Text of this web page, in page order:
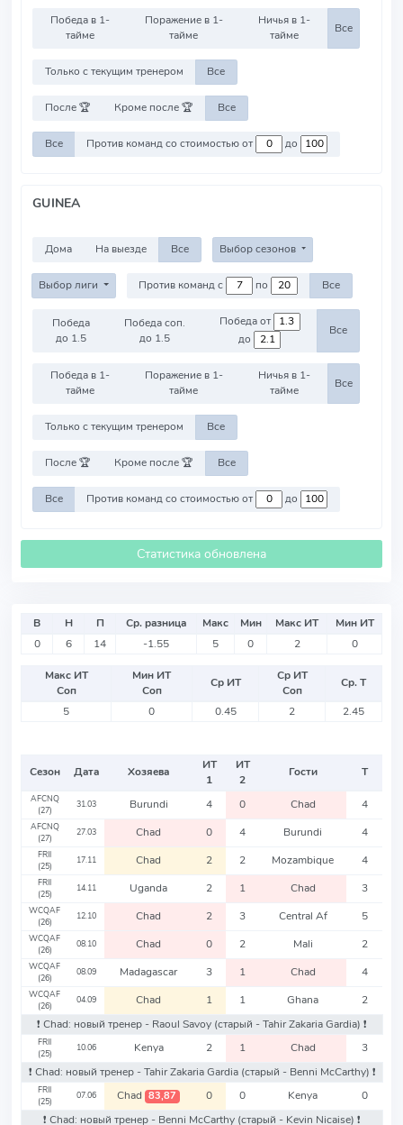
Победа в 1-
тайме
Поражение в 1-
тайме
Ничья в 1-
тайме
Все
Только с текущим тренером Все
После 🏆 Кроме после 🏆 Все
Все Против команд со стоимостью от до
GUINEA
Дома На выезде Все Выбор сезонов
Выбор лиги Против команд с по Все
Победа
до 1.5
Победа соп.
до 1.5
Победа от
до
Все
Победа в 1-
тайме
Поражение в 1-
тайме
Ничья в 1-
тайме
Все
Только с текущим тренером Все
После 🏆 Кроме после 🏆 Все
Все Против команд со стоимостью от до
Статистика обновлена
В Н П Ср. разница Макс Мин Макс ИТ
Мин ИТ
0
6 14 -1.55 5 0 2 0
Макс ИТ
Соп
Мин ИТ
Соп
Ср ИТ
Ср ИТ
Соп
Ср. Т
5
0 0.45 2 2.45
Сезон Дата Хозяева
ИТ
1
ИТ
2
Гости Т
AFCNQ
(27)
31.03 Burundi 4 0 Chad 4
AFCNQ
(27)
27.03 Chad 0 4 Burundi 4
FRII
(25)
17.11 Chad 2 2 Mozambique 4
FRII
(25)
14.11 Uganda 2 1 Chad 3
WCQAF
(26)
12.10 Chad 2 3 Central Af 5
WCQAF
(26)
08.10 Chad 0 2 Mali 2
WCQAF
(26)
08.09 Madagascar 3 1 Chad 4
WCQAF
(26)
04.09 Chad 1 1 Ghana
2
❗️ Chad: новый тренер - Raoul Savoy (старый - Tahir Zakaria Gardia) ❗️
FRII
(25)
10.06 Kenya 2 1 Chad
3
❗️ Chad: новый тренер - Tahir Zakaria Gardia (старый - Benni McCarthy) ❗️
FRII
(25)
07.06 Chad 83,87 0 0 Kenya
0
❗️ Chad: новый тренер - Benni McCarthy (старый - Kevin Nicaise) ❗️